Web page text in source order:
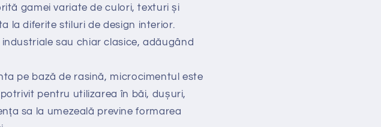
gamei variate de culori, texturi și
la diferite stiluri de design interior.
sau chiar clasice, adăugând
pe bază de rasină, microcimentul este
pentru utilizarea în băi, dușuri,
sa la umezeală previne formarea